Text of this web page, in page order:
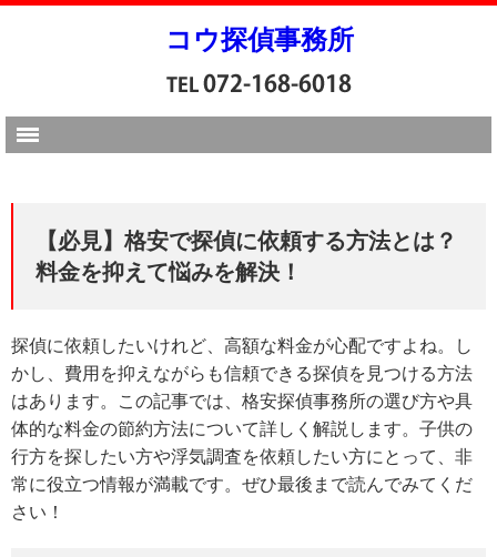
コウ探偵事務所
【必見】格安で探偵に依頼する方法とは？
料金を抑えて悩みを解決！
探偵に依頼したいけれど、高額な料金が心配ですよね。し
かし、費用を抑えながらも信頼できる探偵を見つける方法
はあります。この記事では、格安探偵事務所の選び方や具
体的な料金の節約方法について詳しく解説します。子供の
行方を探したい方や浮気調査を依頼したい方にとって、非
常に役立つ情報が満載です。ぜひ最後まで読んでみてくだ
さい！